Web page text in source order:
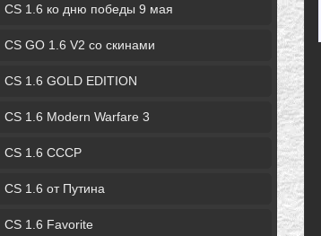
CS 1.6 ко дню победы 9 мая
CS GO 1.6 V2 со скинами
CS 1.6 GOLD EDITION
CS 1.6 Modern Warfare 3
CS 1.6 СССР
CS 1.6 от Путина
CS 1.6 Favorite